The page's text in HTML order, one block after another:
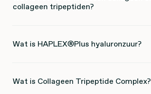
collageen tripeptiden?
Wat is HAPLEX®Plus hyaluronzuur?
Wat is Collageen Tripeptide Complex?